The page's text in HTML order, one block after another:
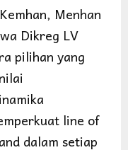
Menhan
Dikreg LV
pilihan yang
line of
dalam setiap